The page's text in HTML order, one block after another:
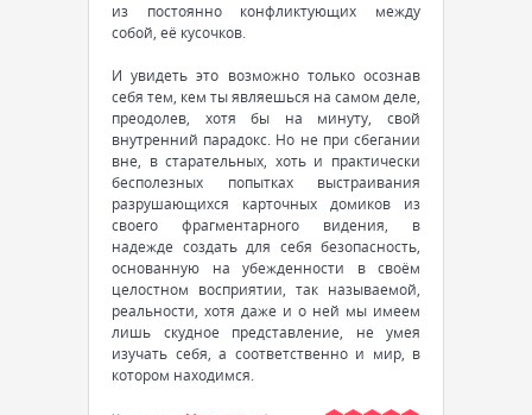
из постоянно конфликтующих между
собой, её кусочков.
И увидеть это возможно только осознав
себя тем, кем ты являешься на самом деле,
преодолев, хотя бы на минуту, свой
внутренний парадокс. Но не при сбегании
вне, в старательных, хоть и практически
бесполезных попытках выстраивания
разрушающихся карточных домиков из
своего фрагментарного видения, в
надежде создать для себя безопасность,
основанную на убежденности в своём
целостном восприятии, так называемой,
реальности, хотя даже и о ней мы имеем
лишь скудное представление, не умея
изучать себя, а соответственно и мир, в
котором находимся.